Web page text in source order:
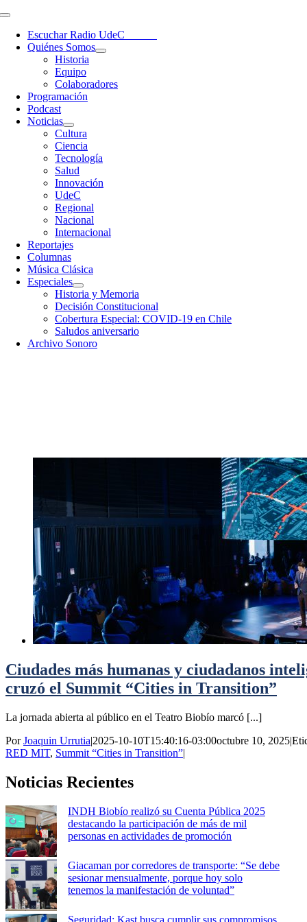
Saltar
contenido
Toggle
NavigationEscuchar Radio UdeC
Quiénes Somos
Historia
Equipo
Colaboradores
Programación
Podcast
Noticias
Cultura
Ciencia
Tecnología
Salud
Innovación
UdeC
Regional
Nacional
Internacional
Reportajes
Columnas
Música Clásica
Especiales
Historia y Memoria
Decisión Constitucional
Cobertura Especial: COVID-19 en Chile
Saludos aniversario
Archivo Sonoro
Ciudades más humanas y ciudadanos
cruzó el Summit “Cities in Transition”
La jornada abierta al público en el Teatro Biobío marcó [...]
PorJoaquin Urrutia|2025-10-10T15:40:16-03:00octubre 10, 2025|
RED MIT, Summit “Cities in Transition”|
Noticias Recientes
INDH Biobío realizó su Cuenta Pública 2025
destacando la participación de más de mil
personas en actividades de promoción
Giacaman por corredores de transporte: “Se debe
sesionar mensualmente, porque hoy solo
tenemos la manifestación de voluntad”
Seguridad: Kast busca cumplir sus compromisos